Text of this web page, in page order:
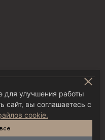
улучшения работы
сайт, вы соглашаетесь с
cookie.